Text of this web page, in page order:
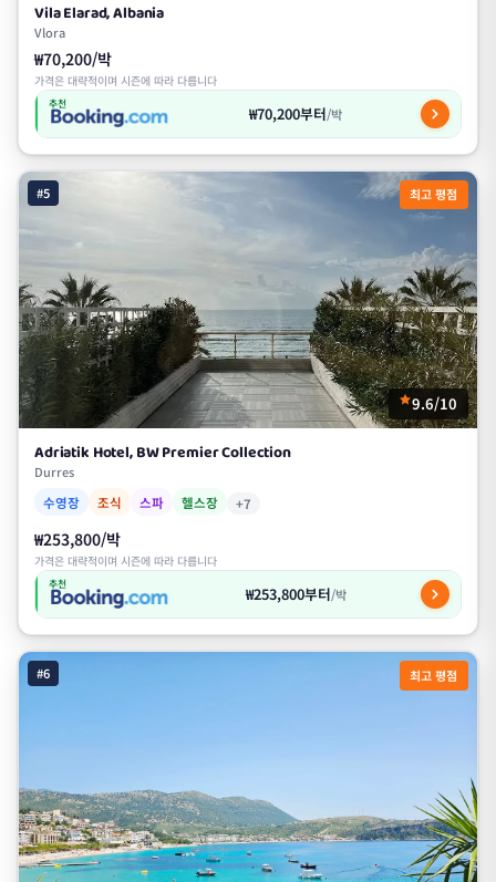
Vila Elarad, Albania
Vlora
₩70,200/박
가격은 대략적이며 시즌에 따라 다릅니다
추천 ₩70,200부터/박
#5 최고 평점
9.6/10
Adriatik Hotel, BW Premier Collection
Durres
수영장
조식 스파 헬스장 +7
₩253,800/박
가격은 대략적이며 시즌에 따라 다릅니다
추천 ₩253,800부터/박
#6 최고 평점